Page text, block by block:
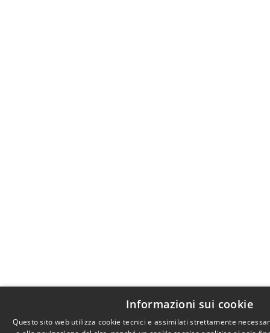
Informazioni sui cookie
Questo sito web utilizza cookie tecnici e assimilati strettamente